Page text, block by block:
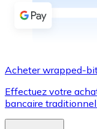
Virement SEPA
Utilisez les
Acheter avec
Acheter wrapped-
Effectuez votre
bancaire